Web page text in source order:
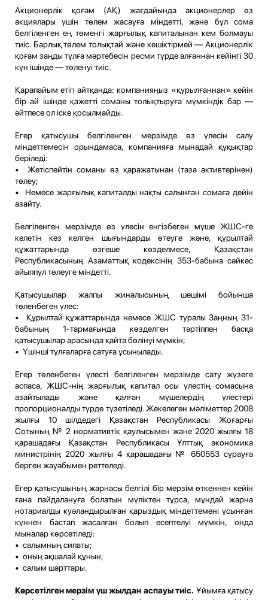
Акционерлік қоғам (АҚ) жағдайында акционерлер өз
акциялары үшін төлем жасауға міндетті, және бұл сома
белгіленген ең төменгі жарғылық капиталынан кем болмауы
тиіс. Барлық төлем толықтай және кешіктірмей — Акционерлік
қоғам заңды тұлға мәртебесін ресми түрде алғаннан кейінгі 30
күн ішінде — төленуі тиіс.
Қарапайым етіп айтқанда: компанияңыз «құрылғаннан» кейін
бір ай ішінде қажетті соманы толықтыруға мүмкіндік бар —
әйтпесе ол іске қосылмайды.
Егер қатысушы белгіленген мерзімде өз үлесін салу
міндеттемесін орындамаса, компанияға мынадай құқықтар
беріледі:
• Жетіспейтін соманы өз қаражатынан (таза активтерінен)
төлеу;
• Немесе жарғылық капиталды нақты салынған сомаға дейін
азайту.
Белгіленген мерзімде өз үлесін енгізбеген мүше ЖШС-ге
келетін кез келген шығындарды өтеуге және, құрылтай
құжаттарында өзгеше көзделмесе, Қазақстан
Республикасының Азаматтық кодексінің 353-бабына сәйкес
айыппұл төлеуге міндетті.
Қатысушылар жалпы жиналысының шешімі бойынша
төленбеген үлес:
• Құрылтай құжаттарында немесе ЖШС туралы Заңның 31-
бабының 1-тармағында көзделген тәртіппен басқа
қатысушылар арасында қайта бөлінуі мүмкін;
• Үшінші тұлғаларға сатуға ұсынылады.
Егер төленбеген үлесті белгіленген мерзімде сату жүзеге
аспаса, ЖШС-нің жарғылық капитал осы үлестің сомасына
азайтылады және қалған мүшелердің үлестері
пропорционалды түрде түзетіледі. Жекелеген мәліметтер 2008
жылғы 10 шілдедегі Қазақстан Республикасы Жоғарғы
Сотының № 2 нормативтік қаулысымен және 2020 жылғы 18
қарашадағы Қазақстан Республикасы Ұлттық экономика
министрінің 2020 жылғы 4 қарашадағы № 650553 сұрауға
берген жауабымен реттеледі.
Егер қатысушының жарнасы белгілі бір мерзім өткеннен кейін
ғана пайдалануға болатын мүліктен тұрса, мұндай жарна
нотариалды куәландырылған қарыздық міндеттемені ұсынған
күннен бастап жасалған болып есептелуі мүмкін, онда
мыналар көрсетіледі:
• салымның сипаты;
• оның ақшалай құнын;
• салым шарттары.
Көрсетілген мерзім үш жылдан аспауы тиіс. Ұйымға қатысу